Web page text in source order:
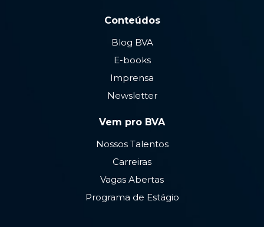
Conteúdos
Blog BVA
E-books
Imprensa
Newsletter
Vem pro BVA
Nossos Talentos
Carreiras
Vagas Abertas
Programa de Estágio